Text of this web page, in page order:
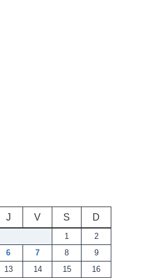
J V S D
1
2
6 7 8
9
13 14 15
16